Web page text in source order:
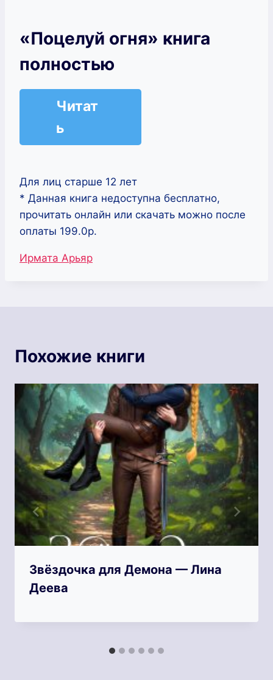
«Поцелуй огня» книга
полностью
Читат
ь
Для лиц старше 12 лет
* Данная книга недоступна бесплатно,
прочитать онлайн или скачать можно после
оплаты 199.0р.
Метки
Ирмата Арьяр
Похожие книги
Звёздочка для Демона — Лина
Деева